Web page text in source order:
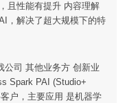
且性能有提升 内容理解
，解决了超大规模下的特
公司 其他业务方 创新业
Spark PAI (Studio+
户，主要应用 是机器学